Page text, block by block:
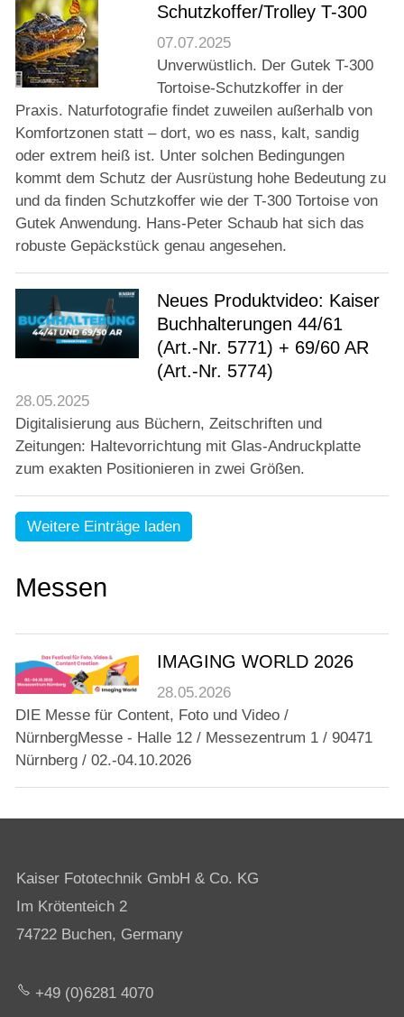
Schutzkoffer/Trolley T-300
07.07.2025
Unverwüstlich. Der Gutek T-300
Tortoise-Schutzkoffer in der
Praxis. Naturfotografie findet zuweilen außerhalb von
Komfortzonen statt – dort, wo es nass, kalt, sandig
oder extrem heiß ist. Unter solchen Bedingungen
kommt dem Schutz der Ausrüstung hohe Bedeutung zu
und da finden Schutzkoffer wie der T-300 Tortoise von
Gutek Anwendung. Hans-Peter Schaub hat sich das
robuste Gepäckstück genau angesehen.
Neues Produktvideo: Kaiser
Buchhalterungen 44/61
(Art.-Nr. 5771) + 69/60 AR
(Art.-Nr. 5774)
28.05.2025
Digitalisierung aus Büchern, Zeitschriften und
Zeitungen: Haltevorrichtung mit Glas-Andruckplatte
zum exakten Positionieren in zwei Größen.
Weitere Einträge laden
Messen
IMAGING WORLD 2026
28.05.2026
DIE Messe für Content, Foto und Video /
NürnbergMesse - Halle 12 / Messezentrum 1 / 90471
Nürnberg / 02.-04.10.2026
Kaiser Fototechnik GmbH & Co. KG
Im Krötenteich 2
74722 Buchen, Germany
+49 (0)6281 4070